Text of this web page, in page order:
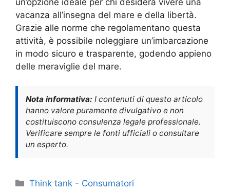
vacanza all’insegna del mare e della libertà.
Grazie alle norme che regolamentano questa
attività, è possibile noleggiare un’imbarcazione
in modo sicuro e trasparente, godendo appieno
delle meraviglie del mare.
Nota informativa: I contenuti di questo articolo
hanno valore puramente divulgativo e non
costituiscono consulenza legale professionale.
Verificare sempre le fonti ufficiali o consultare
un esperto.
Categorie
Think tank - Consumatori